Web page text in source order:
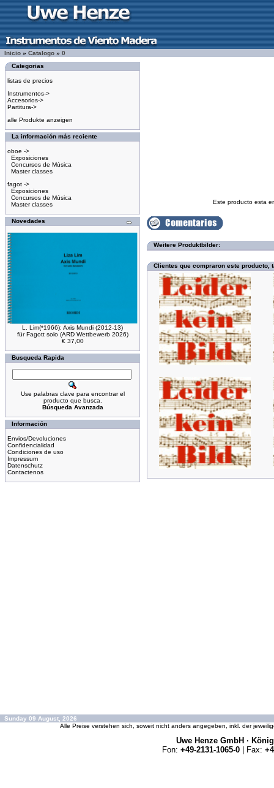
Inicio » Catalogo » 0
Categorias
listas de precios
Instrumentos->
Accesorios->
Partitura->
alle Produkte anzeigen
La información más reciente
oboe ->
Exposiciones
Concursos de Música
Master classes
fagot ->
Exposiciones
Concursos de Música
Master classes
Novedades
L. Lim(*1966): Axis Mundi (2012-13)
für Fagott solo (ARD Wettbewerb 2026)
€ 37,00
Busqueda Rapida
Use palabras clave para encontrar el
producto que busca.
Búsqueda Avanzada
Información
Envios/Devoluciones
Confidencialidad
Condiciones de uso
Impressum
Datenschutz
Contactenos
Este producto esta
Weitere Produktbilder:
Clientes que compraron este producto,
Sunday 09 August, 2026
Alle Preise verstehen sich, soweit nicht anders angegeben, inkl. der
Uwe Henze GmbH ·
Fon: +49-2131-1065-0 | Fax: